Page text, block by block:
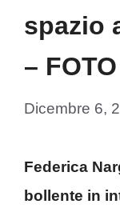
spazio
– FOTO
Dicembre 6,
Federica
bollente in